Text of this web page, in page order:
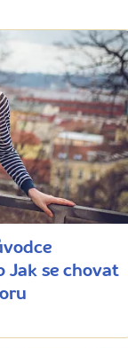
Jak se chovat